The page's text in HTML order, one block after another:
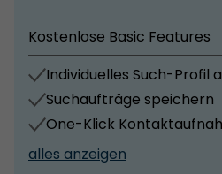
Abstimmung mit dem
werden. So entsteht ein
Zuhause, das höchste
sich in unmittelbarer Nähe.
erreichen Sie das Zentrum
historischen Altstadt, dem
Universitätsklinikum und
Kostenlose Basic Features
Individuelles Such-Profil
Suchaufträge speichern
One-Klick
alles anzeigen